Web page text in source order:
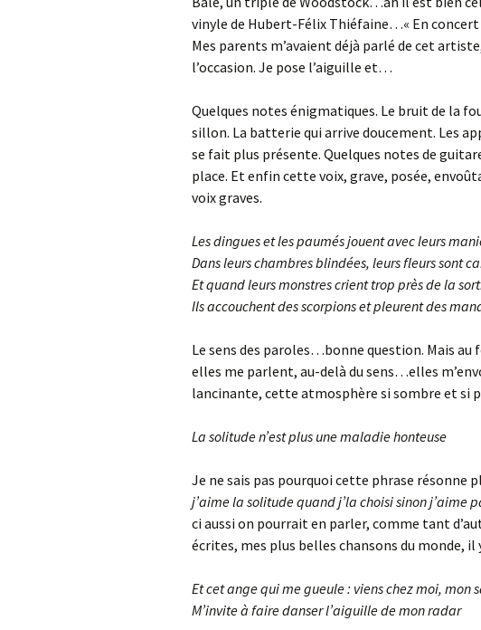
vinyle de Hubert-Félix Thiéfaine…« En
Mes parents m’avaient déjà parlé de cet
l’occasion. Je pose l’aiguille et…
Quelques notes énigmatiques. Le bruit de la
sillon. La batterie qui arrive doucement. Les
se fait plus présente. Quelques notes de
place. Et enfin cette voix, grave, posée,
voix graves.
Les dingues et les paumés jouent avec leurs
Dans leurs chambres blindées, leurs fleurs sont
Et quand leurs monstres crient trop près de la
Ils accouchent des scorpions et pleurent des
Le sens des paroles…bonne question. Mais
elles me parlent, au-delà du sens…elles
lancinante, cette atmosphère si sombre et si
La solitude n’est plus une maladie honteuse
Je ne sais pas pourquoi cette phrase résonne
j’aime la solitude quand j’la choisi sinon j’aime
ci aussi on pourrait en parler, comme tant
écrites, mes plus belles chansons du monde,
Et cet ange qui me gueule : viens chez moi, mon
M’invite à faire danser l’aiguille de mon radar